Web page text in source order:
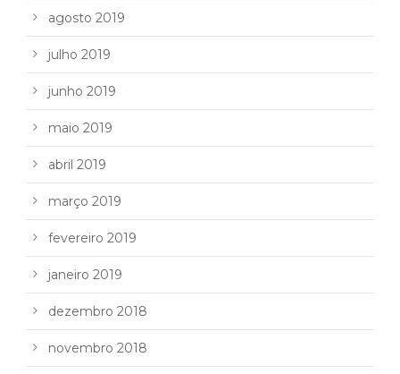
agosto 2019
julho 2019
junho 2019
maio 2019
abril 2019
março 2019
fevereiro 2019
janeiro 2019
dezembro 2018
novembro 2018